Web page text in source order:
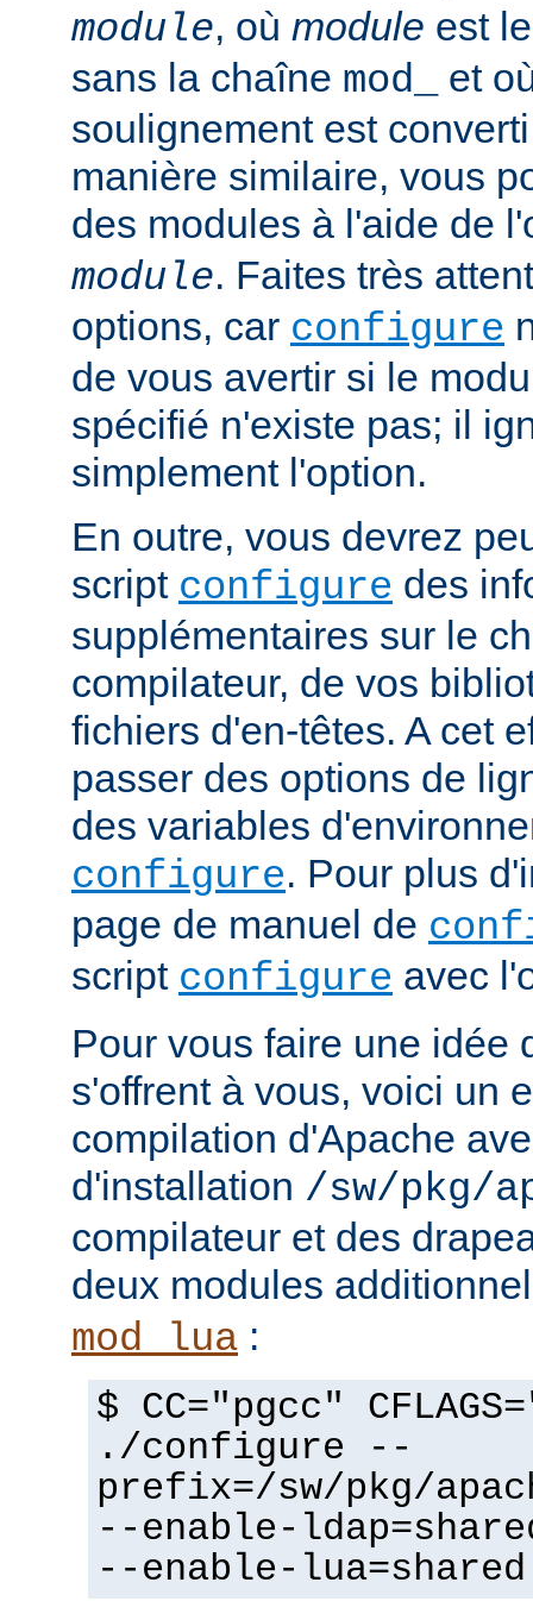
module, où module est
sans la chaîne mod_
et
soulignement est
manière similaire, vous
des modules à l'aide de
module. Faites très
options, car configure
de vous avertir si le
spécifié n'existe pas; il
simplement l'option.
En outre, vous devrez
script configure des
supplémentaires sur le
compilateur, de vos
fichiers d'en-têtes. A cet
passer des options de
des variables
configure. Pour plus
page de manuel de
script configure avec
Pour vous faire une idée
s'offrent à vous, voici un
compilation d'Apache
d'installation /sw/pkg/
compilateur et des
deux modules
mod_lua :
$ CC="pgcc"
./configure --
prefix=/sw/pkg/
--enable-
--enable-lua=shared